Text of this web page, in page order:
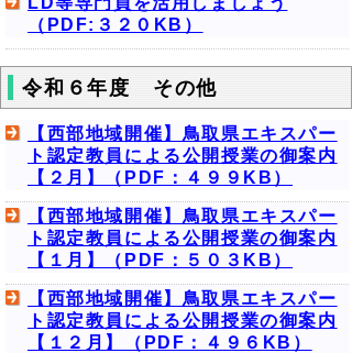
（PDF:３２０KB）
令和６年度 その他
【西部地域開催】鳥取県エキスパー
ト認定教員による公開授業の御案内
【２月】（PDF：４９９KB）
【西部地域開催】鳥取県エキスパー
ト認定教員による公開授業の御案内
【１月】（PDF：５０３KB）
【西部地域開催】鳥取県エキスパー
ト認定教員による公開授業の御案内
【１２月】（PDF：４９６KB）